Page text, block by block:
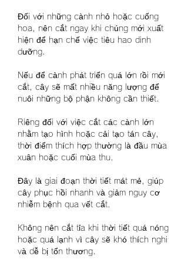
Đối với những cành nhỏ hoặc cuống
hoa, nên cắt ngay khi chúng mới xuất
hiện để hạn chế việc tiêu hao dinh
dưỡng.
Nếu để cành phát triển quá lớn rồi mới
cắt, cây sẽ mất nhiều năng lượng để
nuôi những bộ phận không cần thiết.
Riêng đối với việc cắt các cành lớn
nhằm tạo hình hoặc cải tạo tán cây,
thời điểm thích hợp thường là đầu mùa
xuân hoặc cuối mùa thu.
Đây là giai đoạn thời tiết mát mẻ, giúp
cây phục hồi nhanh và giảm nguy cơ
nhiễm bệnh qua vết cắt.
Không nên cắt tỉa khi thời tiết quá nóng
hoặc quá lạnh vì cây sẽ khó thích nghi
và dễ bị tổn thương.